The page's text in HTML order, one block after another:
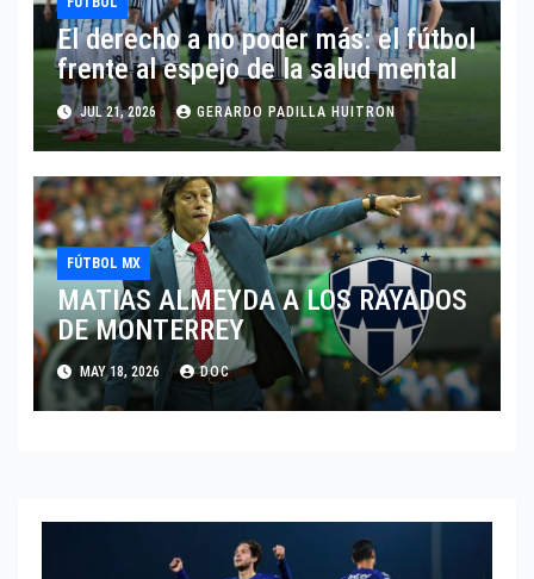
El derecho a no poder más: el fútbol
frente al espejo de la salud mental
JUL 21, 2026 GERARDO PADILLA HUITRON
FÚTBOL MX
MATIAS ALMEYDA A LOS RAYADOS
DE MONTERREY
MAY 18, 2026 DOC